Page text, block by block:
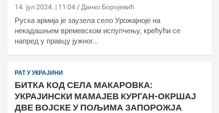
14. јул 2024. | 11:04 Данко Боројевић
Руска армија је заузела село Урожајноје на
некадашњем времевском испупчењу, крећући се
напред у правцу јужног…
РАТ У УКРАЈИНИ
БИТКА КОД СЕЛА МАКАРОВКА:
УКРАЈИНСКИ МАМАЈЕВ КУРГАН-ОКРШАЈ
ДВЕ ВОЈСКЕ У ПОЉИМА ЗАПОРОЖЈА